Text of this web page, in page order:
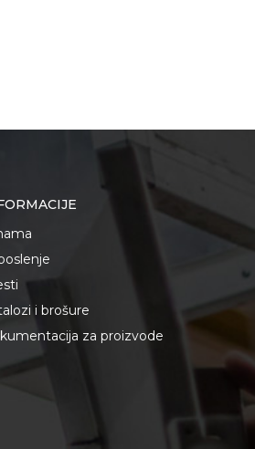
i brošure
za proizvode